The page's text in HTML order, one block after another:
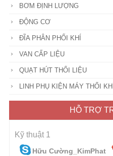
BƠM ĐỊNH LƯỢNG
ĐỘNG CƠ
ĐĨA PHÂN PHỐI KHÍ
VAN CẤP LIỆU
QUẠT HÚT THỔI LIỆU
LINH PHỤ KIỆN MÁY THỔI
HỖ TRỢ
Kỹ thuật 1
Hữu Cường_KimPhat